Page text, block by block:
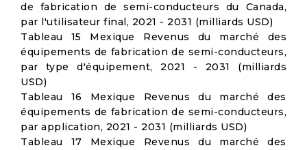
de fabrication de semi-conducteurs du Canada,
par l'utilisateur final, 2021 - 2031 (milliards USD)
Tableau 15 Mexique Revenus du marché des
équipements de fabrication de semi-conducteurs,
par type d'équipement, 2021 - 2031 (milliards
USD)
Tableau 16 Mexique Revenus du marché des
équipements de fabrication de semi-conducteurs,
par application, 2021 - 2031 (milliards USD)
Tableau 17 Mexique Revenus du marché des